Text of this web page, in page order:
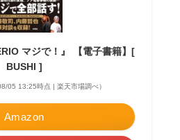
マジで！』 【電子書籍】[
BUSHI ]
05 13:25時点 | 楽天市場調べ）
Amazon